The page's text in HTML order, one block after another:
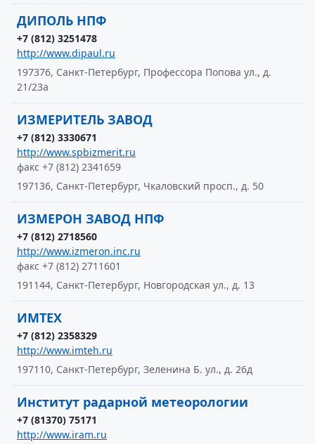
ДИПОЛЬ НПФ
+7 (812) 3251478
http://www.dipaul.ru
197376, Санкт-Петербург, Профессора Попова ул., д.
21/23а
ИЗМЕРИТЕЛЬ ЗАВОД
+7 (812) 3330671
http://www.spbizmerit.ru
факс +7 (812) 2341659
197136, Санкт-Петербург, Чкаловский просп., д. 50
ИЗМЕРОН ЗАВОД НПФ
+7 (812) 2718560
http://www.izmeron.inc.ru
факс +7 (812) 2711601
191144, Санкт-Петербург, Новгородская ул., д. 13
ИМТЕХ
+7 (812) 2358329
http://www.imteh.ru
197110, Санкт-Петербург, Зеленина Б. ул., д. 26д
Институт радарной метеорологии
+7 (81370) 75171
http://www.iram.ru